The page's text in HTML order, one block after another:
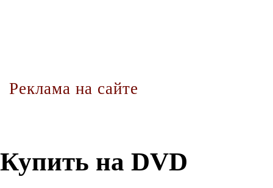
Реклама на сайте
Купить на DVD